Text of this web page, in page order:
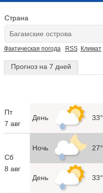
Страна
Фактическая погода RSS Климат
Прогноз на 7 дней
Пт
7 авг
День 33°
Сб
8 авг
Ночь 27°
День 33°